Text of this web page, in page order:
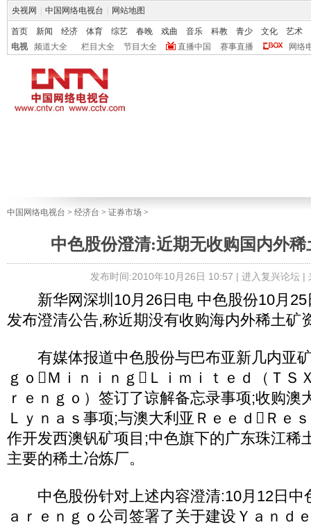
央视网 中国网络电视台 网站地图
首页 新闻 经济 体育 综艺 春晚 戏曲 音乐 科教 青少 文化
艺术
电视
频道大全 栏目大全 节目大全 直播中国 赛事直播 网络
中国网络电视台 > 经济台 > 证券市场 >
中色股份澄清:近期无收购国内外
发布时间:2010年10月26日 10:57 | 进入复兴论坛|
新华网深圳10月26日电 中色股份10月25
发布澄清公告,称近期没有收购海内外稀土矿
有媒体报道中色股份与巴布亚新几内亚
ｇｏＭｉｎｉｎｇＬｉｍｉｔｅｄ（ＴＳ
ｒｅｎｇｏ）签订了谅解备忘录事项;收购澳
Ｌｙｎａｓ事项;与澳大利亚ＲｅｅｄＲｅ
作开发西澳钒矿项目;中色旗下的广东珠江稀
主要的稀土冶炼厂。
中色股份针对上述内容澄清:10月12日中
ａｒｅｎｇｏ公司签署了关于建设Ｙａｎｄ